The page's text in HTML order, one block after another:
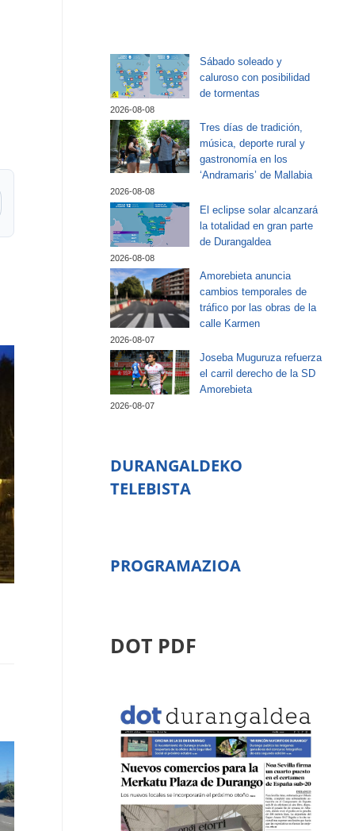
Sábado soleado y
caluroso con posibilidad
de tormentas
2026-08-08
Tres días de tradición,
música, deporte rural y
gastronomía en los
‘Andramaris’ de Mallabia
2026-08-08
El eclipse solar alcanzará
la totalidad en gran parte
de Durangaldea
2026-08-08
Amorebieta anuncia
cambios temporales de
tráfico por las obras de la
calle Karmen
2026-08-07
Joseba Muguruza refuerza
el carril derecho de la SD
Amorebieta
2026-08-07
DURANGALDEKO
TELEBISTA
PROGRAMAZIOA
DOT PDF